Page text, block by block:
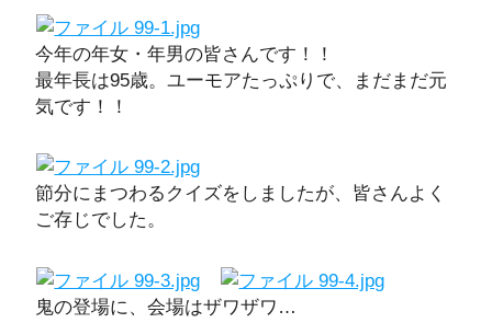
今年の年女・年男の皆さんです！！
最年長は95歳。ユーモアたっぷりで、まだまだ元
気です！！
節分にまつわるクイズをしましたが、皆さんよく
ご存じでした。
鬼の登場に、会場はザワザワ…